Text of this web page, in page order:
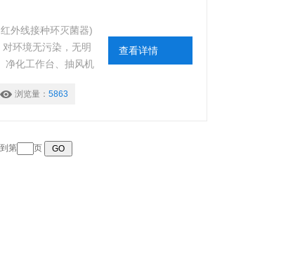
外线接种环灭菌器)
环境无污染，无明
净化工作台、抽风机
浏览量： 5863
查看详情
第 页